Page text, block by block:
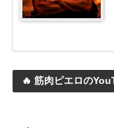
🔥 筋肉ピエロの